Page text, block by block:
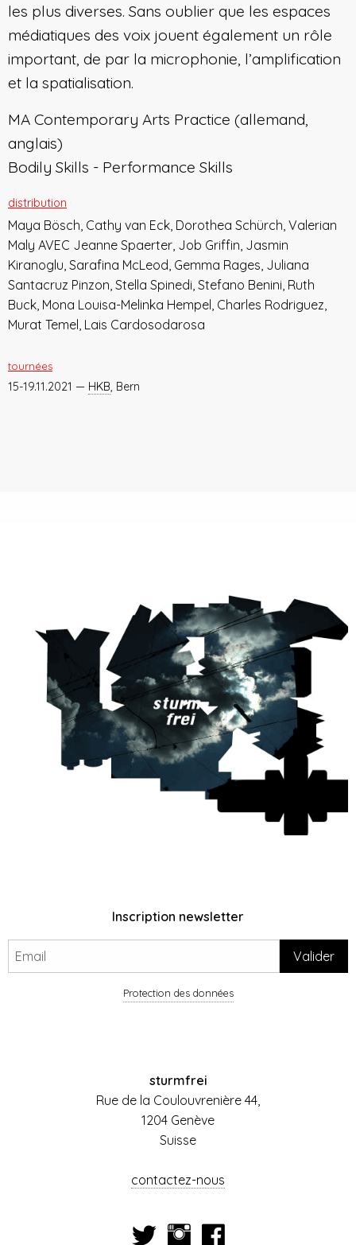
tournées
15-19.11.2021 — HKB, Bern
les plus diverses. Sans oublier que les espaces
médiatiques des voix jouent également un rôle
important, de par la microphonie, l’amplification
et la spatialisation.
MA Contemporary Arts Practice (allemand,
anglais)
Bodily Skills - Performance Skills
distribution
Maya Bösch, Cathy van Eck, Dorothea Schürch, Valerian
Maly AVEC Jeanne Spaerter, Job Griffin, Jasmin
Kiranoglu, Sarafina McLeod, Gemma Rages, Juliana
Santacruz Pinzon, Stella Spinedi, Stefano Benini, Ruth
Buck, Mona Louisa-Melinka Hempel, Charles Rodriguez,
Murat Temel, Lais Cardosodarosa
Inscription newsletter
Protection des données
sturmfrei
Rue de la Coulouvrenière 44,
1204 Genève
Suisse
contactez-nous